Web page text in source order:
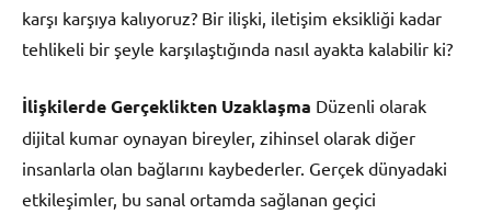
karşı karşıya kalıyoruz? Bir ilişki, iletişim eksikliği kadar
tehlikeli bir şeyle karşılaştığında nasıl ayakta kalabilir ki?
İlişkilerde Gerçeklikten Uzaklaşma Düzenli olarak
dijital kumar oynayan bireyler, zihinsel olarak diğer
insanlarla olan bağlarını kaybederler. Gerçek dünyadaki
etkileşimler, bu sanal ortamda sağlanan geçici